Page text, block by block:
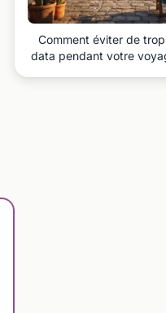
Comment éviter de
data pendant votre